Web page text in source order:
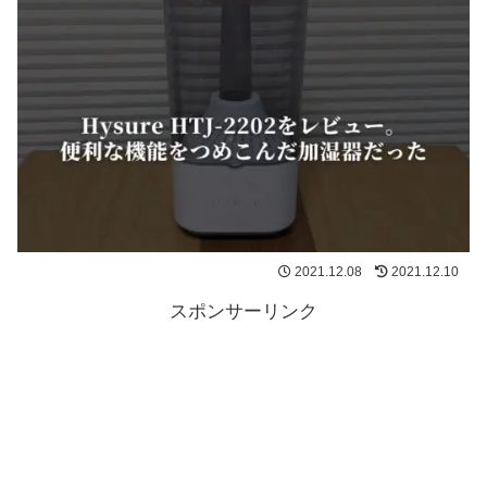
2021.12.08 2021.12.10
スポンサーリンク